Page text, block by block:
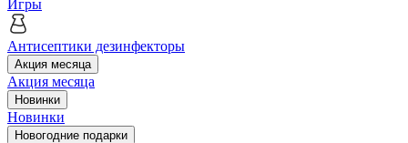
Игры
Антисептики дезинфекторы
Акция месяца
Акция месяца
Новинки
Новинки
Новогодние подарки